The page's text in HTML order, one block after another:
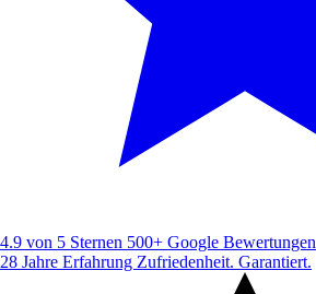
4.9 von 5 Sternen 500+ Google Bewertungen
28 Jahre Erfahrung Zufriedenheit. Garantiert.